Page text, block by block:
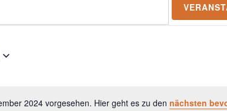
Hinweis
2024 vorgesehen. Hier geht es zu den nächsten